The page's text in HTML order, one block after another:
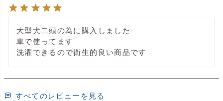
大型犬二頭の為に購入しました
車で使ってます
すべてのレビューを見る